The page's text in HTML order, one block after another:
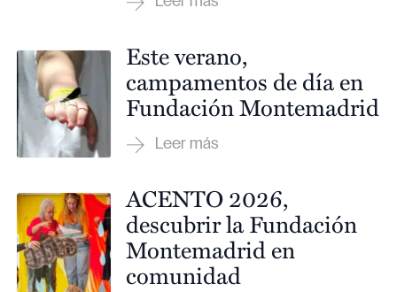
Este verano,
campamentos de día en
Fundación Montemadrid
ACENTO 2026,
descubrir la Fundación
Montemadrid en
comunidad